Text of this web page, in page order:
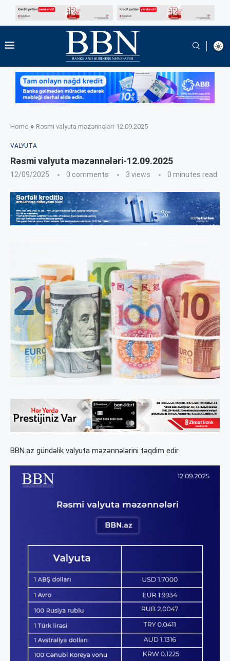
Home » Rəsmi valyuta məzənnələri-12.09.2025
VALYUTA
Rəsmi valyuta məzənnələri-12.09.2025
12/09/2025 0 comments 3 views 0 minutes read
BBN.az gündəlik valyuta məzənnələrini təqdim edir